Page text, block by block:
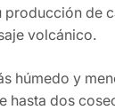
de
volcánico.
húmedo y
hasta dos